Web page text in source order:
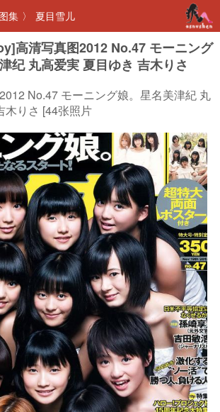
集 〉 夏目雪儿
高清写真图2012 No.47 モーニング
纪 丸高爱実 夏目ゆき 吉木りさ
No.47 モーニング娘。星名美津紀 丸
木りさ [44张照片